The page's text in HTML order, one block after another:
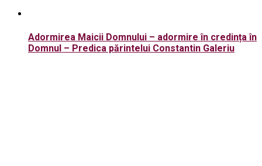
Adormirea Maicii Domnului – adormire în credința în
Domnul – Predica părintelui Constantin Galeriu